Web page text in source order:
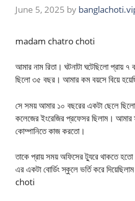
June 5, 2025 by
madam chatro choti
আমার নাম রিতা। ঘটনাটা ঘটেছিলো
ছিলো ৩৫ বছর। আমার কম বয়সে বিয়ে
সে সময় আমার ১০ বছরের একটা ছেলে
কলেজের ইংরেজির প্রফেসর ছিলাম। আমার
কোম্পানিতে কাজ করতো।
তাকে প্রায় সময় অফিসের ট্যুরে থাকতে
এর একটা বোর্ডিং স্কুলে ভর্তি করে
choti